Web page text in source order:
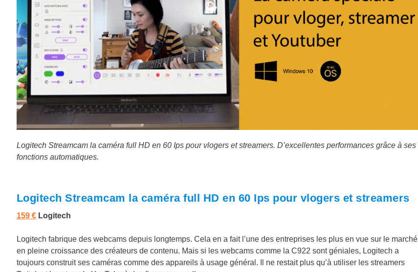
Logitech Streamcam la caméra full HD en 60 Ips pour vlogers et streamers. D’excellentes performances grâce à ses
fonctions automatiques.
Logitech Streamcam la caméra full HD en 60 Ips pour vlogers et streamers
159 €Logitech
Logitech fabrique des webcams depuis longtemps. Cela en a fait l’une des entreprises les plus en vue sur le marché
en pleine croissance des créateurs de contenu. Mais si les webcams comme la C922 sont géniales, Logitech a
toujours construit ses caméras comme des appareils à usage général. Il ne restait plus qu’à utiliser les streamers